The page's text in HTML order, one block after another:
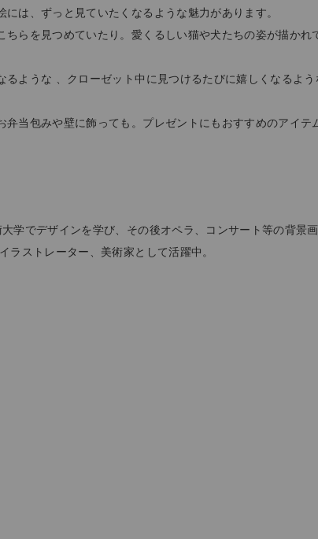
は、ずっと見ていたくなるような魅力があります。
ちらを見つめていたり。愛くるしい猫や犬たちの姿が描かれ
るような 、クローゼット中に見つけるたびに嬉しくなるよう
弁当包みや壁に飾っても。プレゼントにもおすすめのアイテ
学でデザインを学び、その後オペラ、コンサート等の背景
ラストレーター、美術家として活躍中。